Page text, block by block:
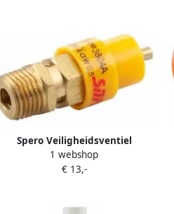
Spero Veiligheidsventiel
compressor | 10 Bar | CE-
gekeurd | 1 4(M) gcodv10
1 webshop
€ 13,-